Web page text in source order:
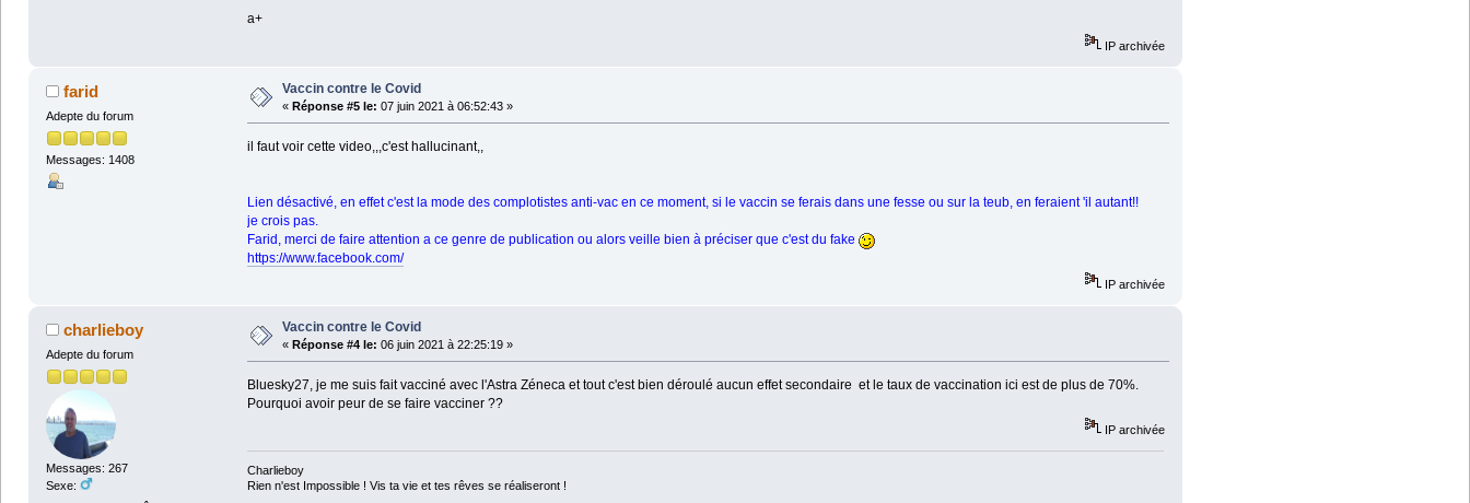
a+
IP archivée
farid
Adepte du forum
Messages: 1408
Vaccin contre le Covid
« Réponse #5 le: 07 juin 2021 à 06:52:43 »
il faut voir cette video,,,c'est hallucinant,,
Lien désactivé, en effet c'est la mode des complotistes anti-vac en ce moment, si le vaccin se ferais dans une fesse ou sur la teub, en feraient 'il autant!!
je crois pas.
Farid, merci de faire attention a ce genre de publication ou alors veille bien à préciser que c'est du fake
https://www.facebook.com/
IP archivée
charlieboy
Adepte du forum
Messages: 267
Sexe:
Vaccin contre le Covid
« Réponse #4 le: 06 juin 2021 à 22:25:19 »
Bluesky27, je me suis fait vacciné avec l'Astra Zéneca et tout c'est bien déroulé aucun effet secondaire et le taux de vaccination ici est de plus de 70%.
Pourquoi avoir peur de se faire vacciner ??
IP archivée
Charlieboy
Rien n'est Impossible ! Vis ta vie et tes rêves se réaliseront !